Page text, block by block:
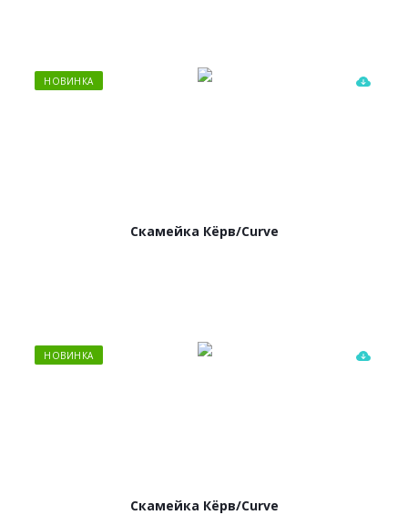
НОВИНКА
Скамейка Кёрв/Curve
НОВИНКА
Скамейка Кёрв/Curve